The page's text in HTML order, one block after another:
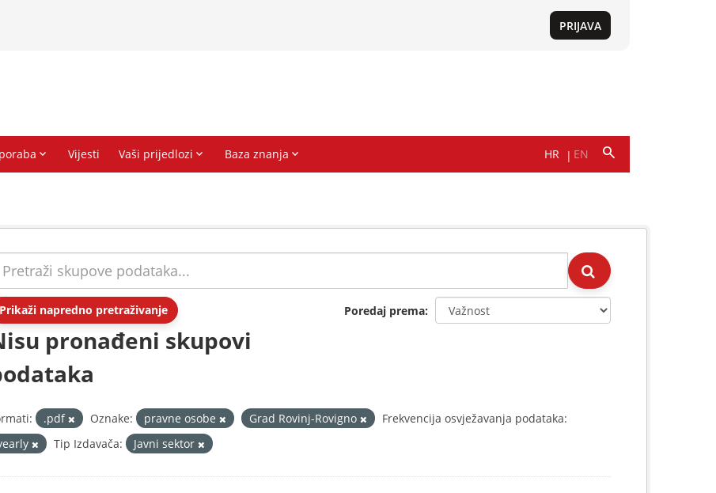
Prikaži napredno pretraživanje Poredaj prema
pronađeni skupovi
.pdf Oznake: pravne osobe Grad Rovinj-Rovigno
Frekvencija osvježavanja podataka:
Tip Izdavača: Javni sektor